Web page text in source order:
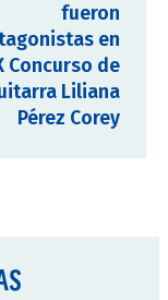
fueron
en
Concurso de
Liliana
Pérez Corey